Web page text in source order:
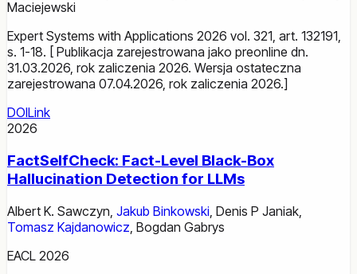
Maciejewski
Expert Systems with Applications 2026 vol. 321, art. 132191,
s. 1-18. [ Publikacja zarejestrowana jako preonline dn.
31.03.2026, rok zaliczenia 2026. Wersja ostateczna
zarejestrowana 07.04.2026, rok zaliczenia 2026.]
DOILink
2026
FactSelfCheck: Fact-Level Black-Box
Hallucination Detection for LLMs
Albert K. Sawczyn Jakub Binkowski Denis P Janiak
Tomasz Kajdanowicz Bogdan Gabrys
EACL 2026